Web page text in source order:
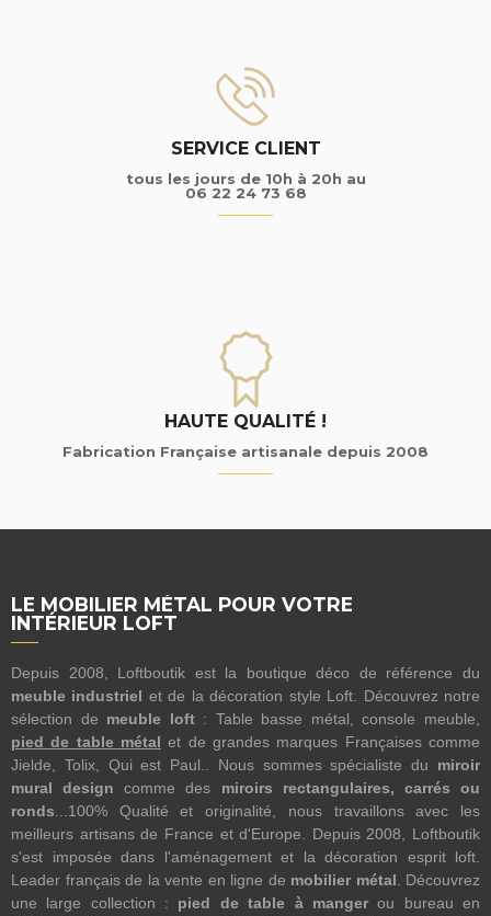
SERVICE CLIENT
tous les jours de 10h à 20h au
06 22 24 73 68
HAUTE QUALITÉ !
Fabrication Française artisanale depuis 2008
LE MOBILIER MÉTAL POUR VOTRE
INTÉRIEUR LOFT
Depuis 2008, Loftboutik est la boutique déco de référence du
meuble industriel et de la décoration style Loft. Découvrez notre
sélection de meuble loft: Table basse métal, console meuble,
pied de table métal et de grandes marques Françaises comme
Jielde, Tolix, Qui est Paul.. Nous sommes spécialiste du miroir
mural design comme des miroirs rectangulaires, carrés ou
ronds...100% Qualité et originalité, nous travaillons avec les
meilleurs artisans de France et d'Europe. Depuis 2008, Loftboutik
s'est imposée dans l'aménagement et la décoration esprit loft.
Leader français de la vente en ligne de mobilier métal. Découvrez
une large collection : pied de table à mangerou bureau en